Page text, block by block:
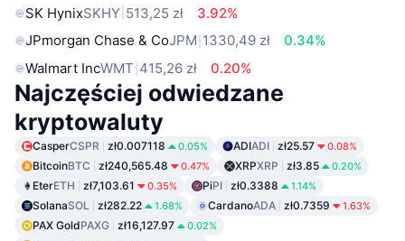
SK HynixSKHY 513,25 zł
3.92%
JPmorgan Chase & CoJPM 1330,49 zł
0.34%
Walmart IncWMT 415,26 zł 0.20%
Najczęściej odwiedzane
kryptowaluty
CasperCSPR zł0.007118 0.05% ADIADI zł25.57 0.08%
BitcoinBTC zł240,565.48 0.47% XRPXRP zł3.85 0.20%
EterETH zł7,103.61 0.35% PiPI zł0.3388 1.14%
SolanaSOL zł282.22 1.68% CardanoADA zł0.7359 1.63%
PAX GoldPAXG zł16,127.97 0.02%